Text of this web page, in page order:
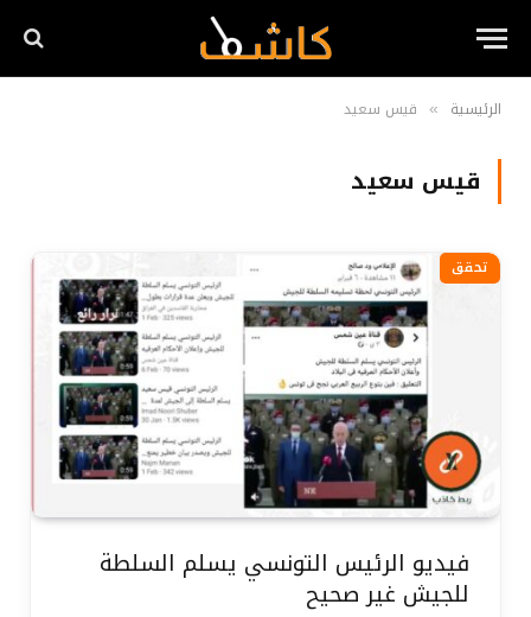
الرئيسية » قيس سعيد
قيس سعيد
تحقق
فيديو الرئيس التونسي يسلم السلطة
للجيش غير صحيح